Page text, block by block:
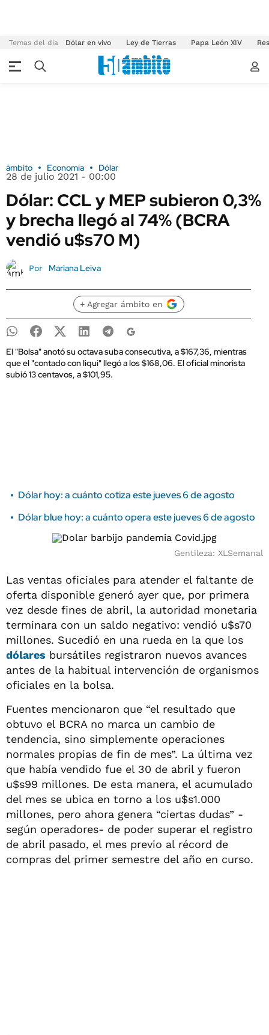
Temas del día Dólar en vivo Ley de Tierras Papa León XIV
ámbito Economía Dólar
28 de julio 2021 - 00:00
Dólar: CCL y MEP subieron 0,3%
y brecha llegó al 74% (BCRA
vendió u$s70 M)
Por Mariana Leiva
+ Agregar ámbito en
El "Bolsa" anotó su octava suba consecutiva, a $167,36, mientras
que el "contado con liqui" llegó a los $168,06. El oficial minorista
subió 13 centavos, a $101,95.
Dólar hoy: a cuánto cotiza este jueves 6 de agosto
Dólar blue hoy: a cuánto opera este jueves 6 de agosto
Gentileza: XLSemanal
Las ventas oficiales para atender el faltante de
oferta disponible generó ayer que, por primera
vez desde fines de abril, la autoridad monetaria
terminara con un saldo negativo: vendió u$s70
millones. Sucedió en una rueda en la que los
dólares bursátiles registraron nuevos avances
antes de la habitual intervención de organismos
oficiales en la bolsa.
Fuentes mencionaron que “el resultado que
obtuvo el BCRA no marca un cambio de
tendencia, sino simplemente operaciones
normales propias de fin de mes”. La última vez
que había vendido fue el 30 de abril y fueron
u$s99 millones. De esta manera, el acumulado
del mes se ubica en torno a los u$s1.000
millones, pero ahora genera “ciertas dudas” -
según operadores- de poder superar el registro
de abril pasado, el mes previo al récord de
compras del primer semestre del año en curso.